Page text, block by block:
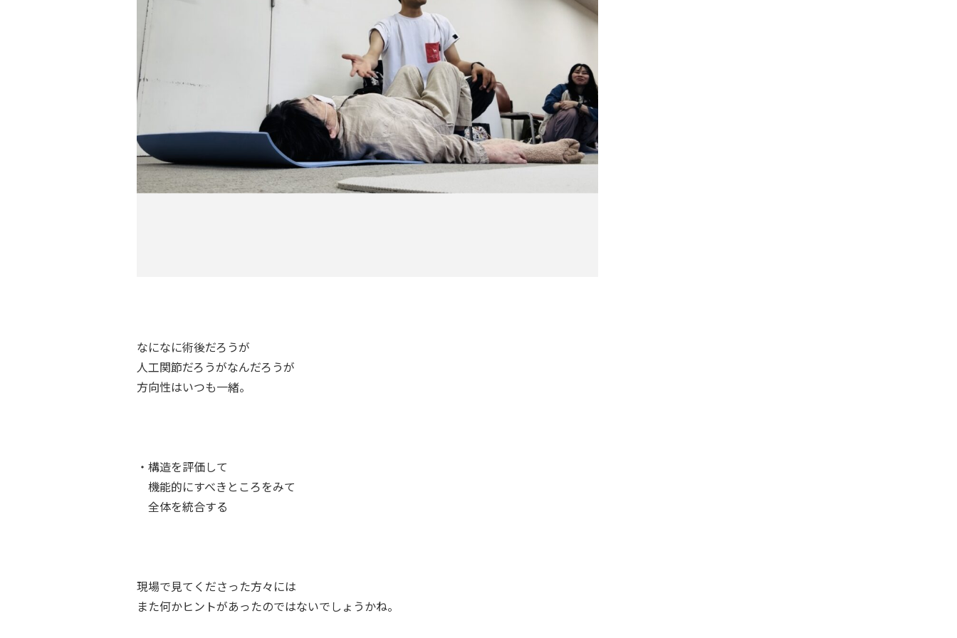
なになに術後だろうが
人工関節だろうがなんだろうが
方向性はいつも一緒。
・構造を評価して
機能的にすべきところをみて
全体を統合する
現場で見てくださった方々には
また何かヒントがあったのではないでしょうかね。